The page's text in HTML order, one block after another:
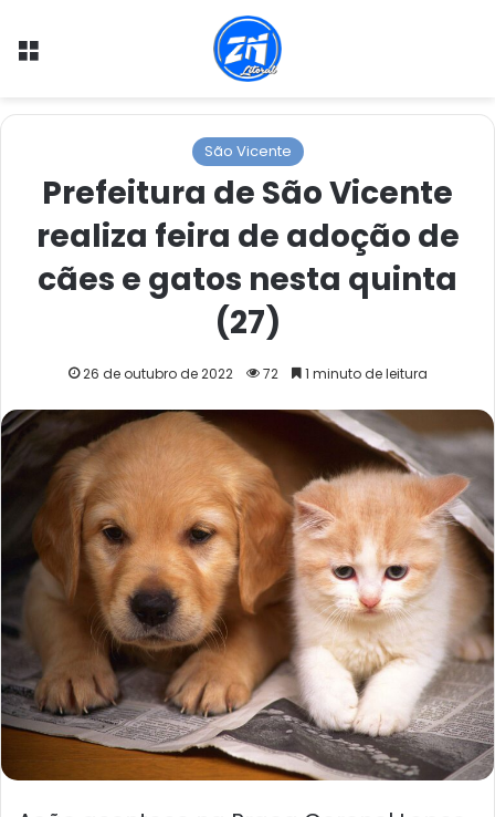
Menu
São Vicente
Prefeitura de São Vicente
realiza feira de adoção de
cães e gatos nesta quinta
(27)
26 de outubro de 2022 72 1 minuto de leitura